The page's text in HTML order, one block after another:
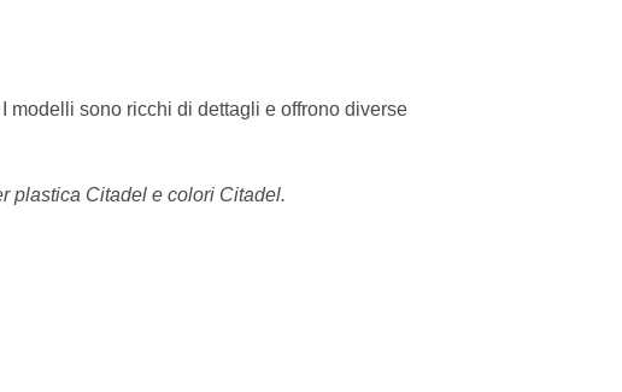
I modelli sono ricchi di dettagli e offrono diverse
plastica Citadel e colori Citadel.